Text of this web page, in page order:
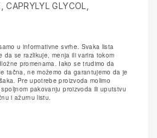
CAPRYLYL GLYCOL,
u informativne svrhe. Svaka lista
da se razlikuje, menja ili varira tokom
promenama. Iako se trudimo da
tačna, ne možemo da garantujemo da je
Pre upotrebe proizvoda molimo
pakovanju proizvoda ili uputstvu
i ažurnu listu.